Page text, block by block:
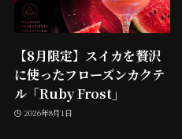
【8月限定】スイカを贅沢
に使ったフローズンカクテ
ル「Ruby Frost」
2026年8月1日